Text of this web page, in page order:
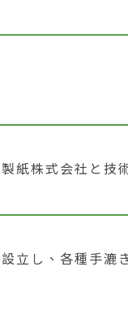
紙株式会社と技
立し、各種手漉